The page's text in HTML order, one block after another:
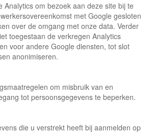
Analytics om bezoek aan deze site bij te
met Google gesloten
over de omgang met onze data. Verder
toegestaan de verkregen Analytics
voor andere Google diensten, tot slot
anonimiseren.
om misbruik van en
tot persoonsgegevens te beperken.
die u verstrekt heeft bij aanmelden op